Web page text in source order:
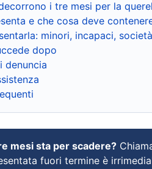
i tre mesi per la
e che cosa deve
minori, incapaci, società
dopo
denuncia
mesi sta per scadere?
fuori termine è